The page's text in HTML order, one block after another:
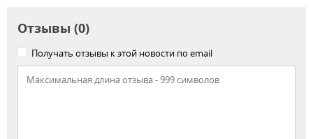
Отзывы (0)
Получать отзывы к этой новости по email